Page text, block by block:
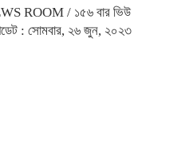
ROOM / ১৫৬ বার ভিউ
: সোমবার, ২৬ জুন, ২০২৩